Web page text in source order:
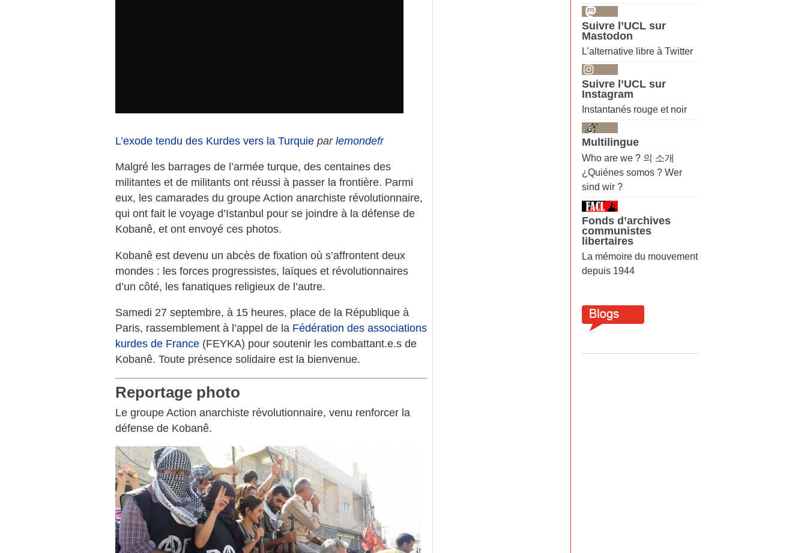
L’exode tendu des Kurdes vers la Turquie par lemondefr
Malgré les barrages de l’armée turque, des centaines des
militantes et de militants ont réussi à passer la frontière. Parmi
eux, les camarades du groupe Action anarchiste révolutionnaire,
qui ont fait le voyage d’Istanbul pour se joindre à la défense de
Kobanê, et ont envoyé ces photos.
Kobanê est devenu un abcès de fixation où s’affrontent deux
mondes : les forces progressistes, laïques et révolutionnaires
d’un côté, les fanatiques religieux de l’autre.
Samedi 27 septembre, à 15 heures, place de la République à
Paris, rassemblement à l’appel de la Fédération des associations
kurdes de France (FEYKA) pour soutenir les combattant.e.s de
Kobanê. Toute présence solidaire est la bienvenue.
Reportage photo
Le groupe Action anarchiste révolutionnaire, venu renforcer la
défense de Kobanê.
Suivre l’UCL sur
Mastodon
L’alternative libre à Twitter
Suivre l’UCL sur
Instagram
Instantanés rouge et noir
Multilingue
Who are we ? 의 소개
¿Quiénes somos ? Wer
sind wir ?
Fonds d’archives
communistes
libertaires
La mémoire du mouvement
depuis 1944